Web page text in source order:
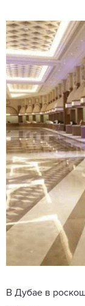
В Дубае в